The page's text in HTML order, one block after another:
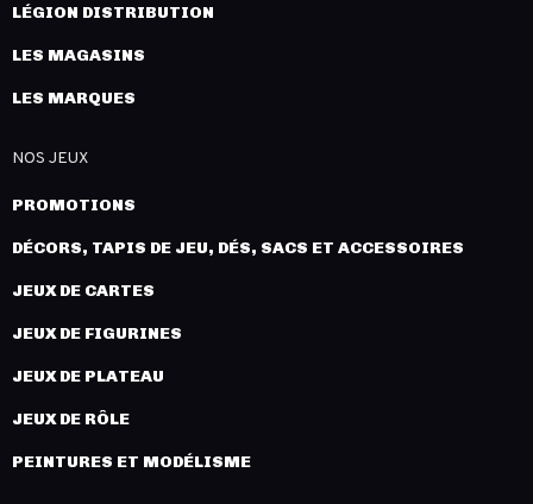
LÉGION DISTRIBUTION
LES MAGASINS
LES MARQUES
NOS JEUX
PROMOTIONS
DÉCORS, TAPIS DE JEU, DÉS, SACS ET ACCESSOIRES
JEUX DE CARTES
JEUX DE FIGURINES
JEUX DE PLATEAU
JEUX DE RÔLE
PEINTURES ET MODÉLISME